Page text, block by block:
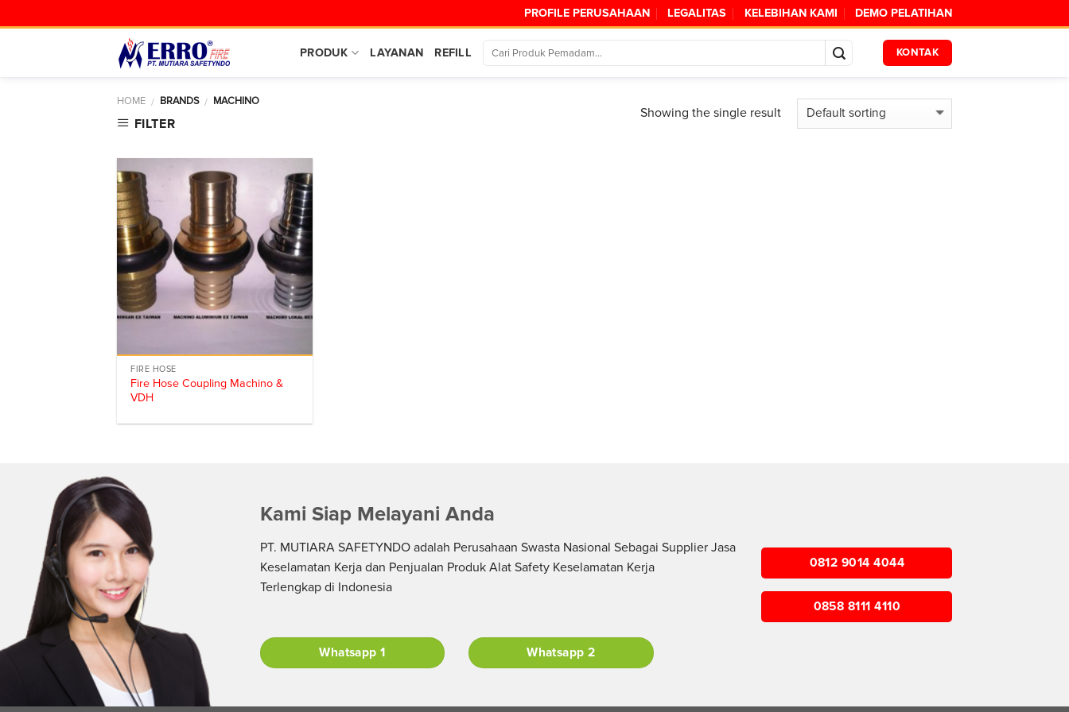
to
PROFILE PERUSAHAAN LEGALITAS KELEBIHAN KAMI DEMO PELATIHAN
PRODUK LAYANAN REFILL KONTAK
HOME / BRANDS / MACHINO
FILTER
Showing the single result
FIRE HOSE
Fire Hose Coupling Machino &
VDH
Kami Siap Melayani Anda
PT. MUTIARA SAFETYNDO adalah Perusahaan Swasta Nasional Sebagai Supplier Jasa
Keselamatan Kerja dan Penjualan Produk Alat Safety Keselamatan Kerja
Terlengkap di Indonesia
Whatsapp 1 Whatsapp 2
0812 9014 4044
0858 8111 4110